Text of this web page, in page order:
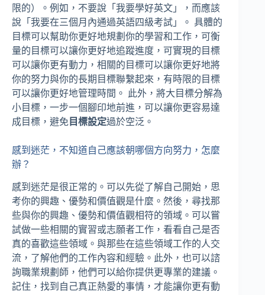
限的）。例如，不要說「我要學好英文」，而應該
說「我要在三個月內通過英語四級考試」。 具體的
目標可以幫助你更好地規劃你的學習和工作，可衡
量的目標可以讓你更好地追蹤進度，可實現的目標
可以讓你更有動力，相關的目標可以讓你更好地將
你的努力與你的長期目標聯繫起來，有時限的目標
可以讓你更好地管理時間。 此外，將大目標分解為
小目標，一步一個腳印地前進，可以讓你更容易達
成目標，避免 目標設定過於空泛。
感到迷茫，不知道自己應該朝哪個方向努力，怎麼
辦？
感到迷茫是很正常的。可以先從了解自己開始，思
考你的興趣、優勢和價值觀是什麼。然後，尋找那
些與你的興趣、優勢和價值觀相符的領域。可以嘗
試做一些相關的實習或志願者工作，看看自己是否
真的喜歡這些領域。與那些在這些領域工作的人交
流，了解他們的工作內容和經驗。此外，也可以諮
詢職業規劃師，他們可以給你提供更專業的建議。
記住，找到自己真正熱愛的事情，才能讓你更有動